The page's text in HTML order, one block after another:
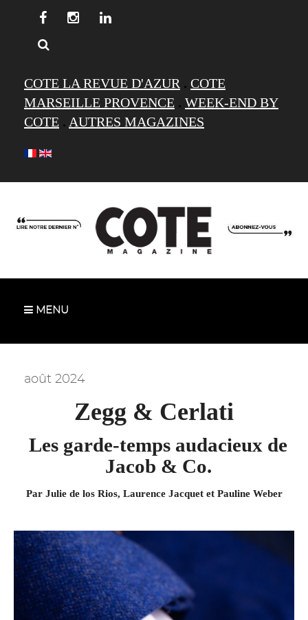
COTE LA REVUE D'AZUR . COTE
MARSEILLE PROVENCE . WEEK-END BY
COTE . AUTRES MAGAZINES
MENU
août 2024
Zegg & Cerlati
Les garde-temps audacieux de
Jacob & Co.
Par Julie de los Rios, Laurence Jacquet et Pauline Weber